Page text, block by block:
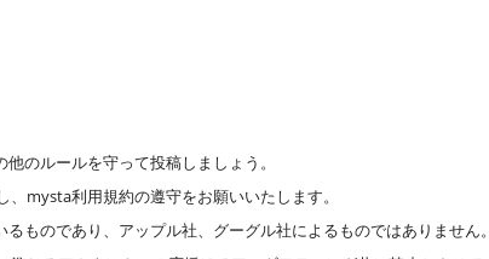
のルールを守って投稿しましょう。
mysta利用規約の遵守をお願いいたします。
ものであり、アップル社、グーグル社によるものではありません